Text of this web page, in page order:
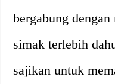
bergabung
simak terlebih
sajikan untuk